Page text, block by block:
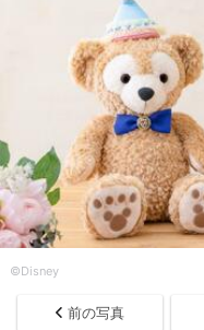
©Disney
前の写真